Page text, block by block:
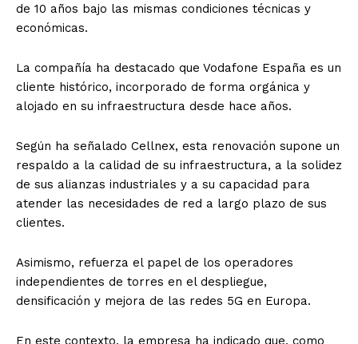
de 10 años bajo las mismas condiciones técnicas y
económicas.
La compañía ha destacado que Vodafone España es un
cliente histórico, incorporado de forma orgánica y
alojado en su infraestructura desde hace años.
Según ha señalado Cellnex, esta renovación supone un
respaldo a la calidad de su infraestructura, a la solidez
de sus alianzas industriales y a su capacidad para
atender las necesidades de red a largo plazo de sus
clientes.
Asimismo, refuerza el papel de los operadores
independientes de torres en el despliegue,
densificación y mejora de las redes 5G en Europa.
En este contexto, la empresa ha indicado que, como